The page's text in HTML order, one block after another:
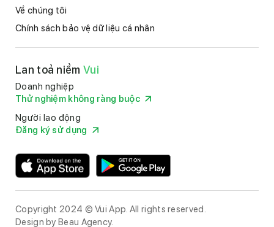
Về chúng tôi
Chính sách bảo vệ dữ liệu cá nhân
Lan toả niềm Vui
Doanh nghiệp
Thử nghiệm không ràng buộc
Người lao động
Đăng ký sử dụng
Copyright 2024 © Vui App. All rights reserved.
Design by Beau Agency.